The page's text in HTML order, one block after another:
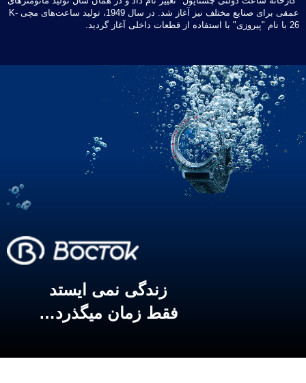
عمقی برای صنایع مختلف نیز آغاز شد. در سال 1949، تولید ساعت‌های مچی K-
26 با نام "پیروزی" با استفاده از قطعات داخلی آغاز گردید.
زندگی نمی ایستد
فقط زمان میگذرد…